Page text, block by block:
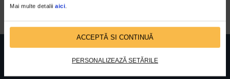
Mai multe detalii aici.
ACCEPTĂ SI CONTINUĂ
PERSONALIZEAZĂ SETĂRILE
cadrul evenimentului Art Safari Love Edition 2023, prezintă